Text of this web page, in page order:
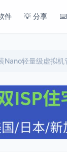
件 💡 分享 ⌨️
Nano轻量级虚拟机